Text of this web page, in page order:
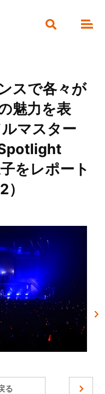
スで各々が
魅力を表
マスター
をレポート
る